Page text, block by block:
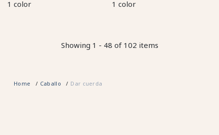
1 color
1 color
Showing 1 - 48 of 102 items
Home Caballo Dar cuerda